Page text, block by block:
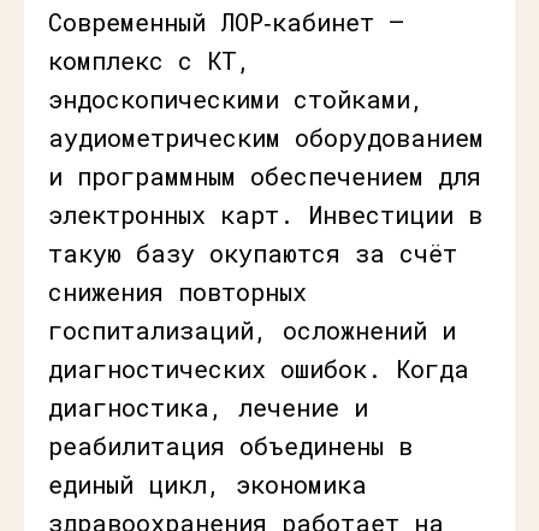
Современный ЛОР‑кабинет —
комплекс с КТ,
эндоскопическими стойками,
аудиометрическим оборудованием
и программным обеспечением для
электронных карт. Инвестиции в
такую базу окупаются за счёт
снижения повторных
госпитализаций, осложнений и
диагностических ошибок. Когда
диагностика, лечение и
реабилитация объединены в
единый цикл, экономика
здравоохранения работает на